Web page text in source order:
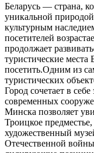
Беларусь — страна,
уникальной
культурным
посетителей
продолжает
туристические места
посетить.Одним из
туристических
Город сочетает в
современных
Минска позволяет
Троицкое
художественный
Отечественной